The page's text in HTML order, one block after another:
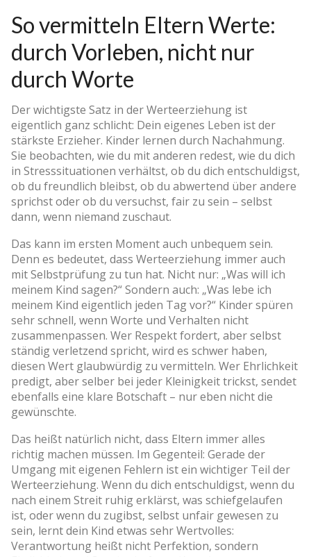
So vermitteln Eltern Werte:
durch Vorleben, nicht nur
durch Worte
Der wichtigste Satz in der Werteerziehung ist
eigentlich ganz schlicht: Dein eigenes Leben ist der
stärkste Erzieher. Kinder lernen durch Nachahmung.
Sie beobachten, wie du mit anderen redest, wie du dich
in Stresssituationen verhältst, ob du dich entschuldigst,
ob du freundlich bleibst, ob du abwertend über andere
sprichst oder ob du versuchst, fair zu sein – selbst
dann, wenn niemand zuschaut.
Das kann im ersten Moment auch unbequem sein.
Denn es bedeutet, dass Werteerziehung immer auch
mit Selbstprüfung zu tun hat. Nicht nur: „Was will ich
meinem Kind sagen?“ Sondern auch: „Was lebe ich
meinem Kind eigentlich jeden Tag vor?“ Kinder spüren
sehr schnell, wenn Worte und Verhalten nicht
zusammenpassen. Wer Respekt fordert, aber selbst
ständig verletzend spricht, wird es schwer haben,
diesen Wert glaubwürdig zu vermitteln. Wer Ehrlichkeit
predigt, aber selber bei jeder Kleinigkeit trickst, sendet
ebenfalls eine klare Botschaft – nur eben nicht die
gewünschte.
Das heißt natürlich nicht, dass Eltern immer alles
richtig machen müssen. Im Gegenteil: Gerade der
Umgang mit eigenen Fehlern ist ein wichtiger Teil der
Werteerziehung. Wenn du dich entschuldigst, wenn du
nach einem Streit ruhig erklärst, was schiefgelaufen
ist, oder wenn du zugibst, selbst unfair gewesen zu
sein, lernt dein Kind etwas sehr Wertvolles:
Verantwortung heißt nicht Perfektion, sondern